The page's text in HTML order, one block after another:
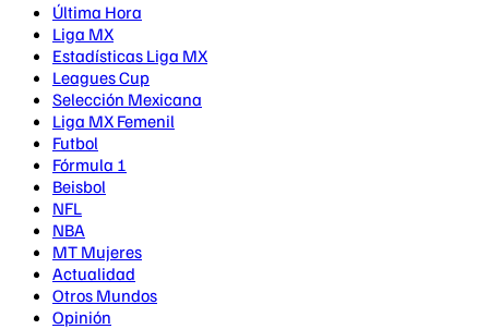
Última Hora
Liga MX
Estadísticas Liga MX
Leagues Cup
Selección Mexicana
Liga MX Femenil
Futbol
Fórmula 1
Beisbol
NFL
NBA
MT Mujeres
Actualidad
Otros Mundos
Opinión